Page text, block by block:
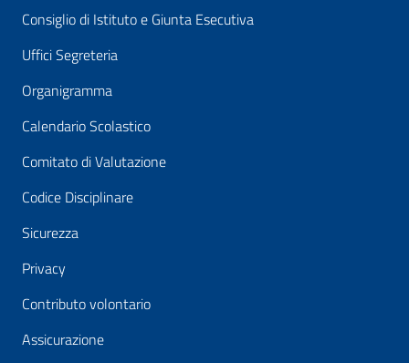
Consiglio di Istituto e Giunta Esecutiva
Uffici Segreteria
Organigramma
Calendario Scolastico
Comitato di Valutazione
Codice Disciplinare
Sicurezza
Privacy
Contributo volontario
Assicurazione